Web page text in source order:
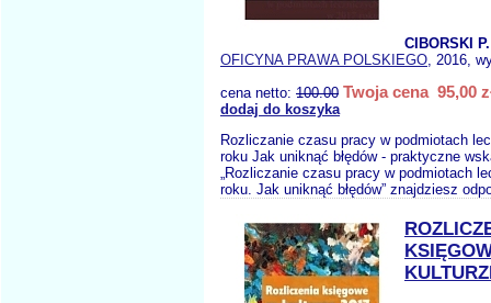
CIBORSKI P.
OFICYNA PRAWA POLSKIEGO, 2016,
cena netto: 100.00 Twoja cena 95,00
dodaj do koszyka
Rozliczanie czasu pracy w podmiotach
roku Jak uniknąć błędów - praktyczne
„Rozliczanie czasu pracy w podmiotach
roku. Jak uniknąć błędów” znajdziesz